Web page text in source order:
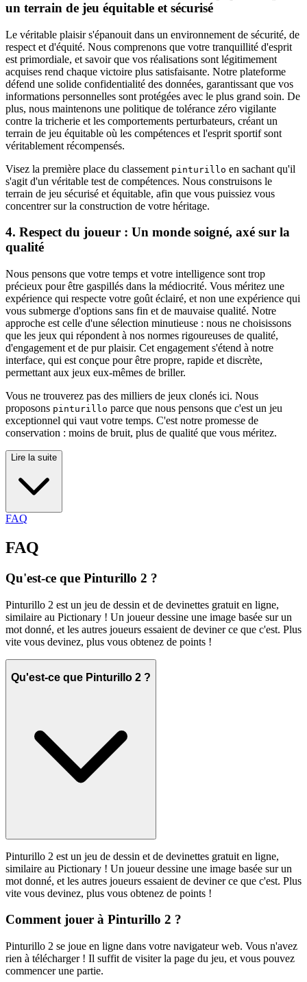
un terrain de jeu équitable et sécurisé
Le véritable plaisir s'épanouit dans un environnement de sécurité, de
respect et d'équité. Nous comprenons que votre tranquillité d'esprit
est primordiale, et savoir que vos réalisations sont légitimement
acquises rend chaque victoire plus satisfaisante. Notre plateforme
défend une solide confidentialité des données, garantissant que vos
informations personnelles sont protégées avec le plus grand soin. De
plus, nous maintenons une politique de tolérance zéro vigilante
contre la tricherie et les comportements perturbateurs, créant un
terrain de jeu équitable où les compétences et l'esprit sportif sont
véritablement récompensés.
Visez la première place du classement pinturillo en sachant qu'il
s'agit d'un véritable test de compétences. Nous construisons le
terrain de jeu sécurisé et équitable, afin que vous puissiez vous
concentrer sur la construction de votre héritage.
4. Respect du joueur : Un monde soigné, axé sur la
qualité
Nous pensons que votre temps et votre intelligence sont trop
précieux pour être gaspillés dans la médiocrité. Vous méritez une
expérience qui respecte votre goût éclairé, et non une expérience qui
vous submerge d'options sans fin et de mauvaise qualité. Notre
approche est celle d'une sélection minutieuse : nous ne choisissons
que les jeux qui répondent à nos normes rigoureuses de qualité,
d'engagement et de pur plaisir. Cet engagement s'étend à notre
interface, qui est conçue pour être propre, rapide et discrète,
permettant aux jeux eux-mêmes de briller.
Vous ne trouverez pas des milliers de jeux clonés ici. Nous
proposons pinturillo parce que nous pensons que c'est un jeu
exceptionnel qui vaut votre temps. C'est notre promesse de
conservation : moins de bruit, plus de qualité que vous méritez.
Lire la suite
FAQ
FAQ
Qu'est-ce que Pinturillo 2 ?
Pinturillo 2 est un jeu de dessin et de devinettes gratuit en ligne,
similaire au Pictionary ! Un joueur dessine une image basée sur un
mot donné, et les autres joueurs essaient de deviner ce que c'est. Plus
vite vous devinez, plus vous obtenez de points !
Qu'est-ce que Pinturillo 2 ?
Pinturillo 2 est un jeu de dessin et de devinettes gratuit en ligne,
similaire au Pictionary ! Un joueur dessine une image basée sur un
mot donné, et les autres joueurs essaient de deviner ce que c'est. Plus
vite vous devinez, plus vous obtenez de points !
Comment jouer à Pinturillo 2 ?
Pinturillo 2 se joue en ligne dans votre navigateur web. Vous n'avez
rien à télécharger ! Il suffit de visiter la page du jeu, et vous pouvez
commencer une partie.